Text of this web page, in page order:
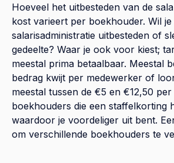
Hoeveel het uitbesteden van de
kost varieert per boekhouder. Wil
salarisadministratie uitbesteden of
gedeelte? Waar je ook voor kiest;
meestal prima betaalbaar. Meestal
bedrag kwijt per medewerker of
meestal tussen de €5 en €12,50
boekhouders die een staffelkorting
waardoor je voordeliger uit bent.
om verschillende boekhouders te